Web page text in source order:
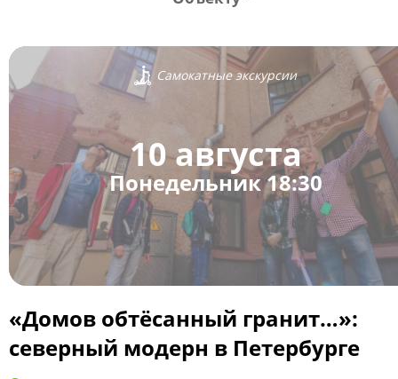
Самокатные экскурсии
10 августа
Понедельник 18:30
«Домов обтёсанный гранит…»:
северный модерн в Петербурге